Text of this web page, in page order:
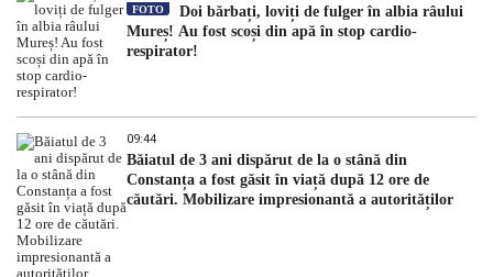
FOTO
Doi bărbați, loviți de fulger în albia râului
Mureș! Au fost scoși din apă în stop cardio-
respirator!
09:44
Băiatul de 3 ani dispărut de la o stână din
Constanța a fost găsit în viață după 12 ore de
căutări. Mobilizare impresionantă a autorităților